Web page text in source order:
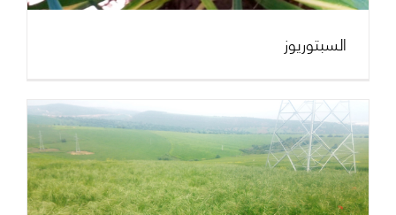
السبتوريوز